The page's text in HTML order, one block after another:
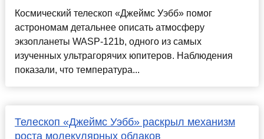
Космический телескоп «Джеймс Уэбб» помог
астрономам детальнее описать атмосферу
экзопланеты WASP-121b, одного из самых
изученных ультрагорячих юпитеров. Наблюдения
показали, что температура...
Телескоп «Джеймс Уэбб» раскрыл механизм
роста молекулярных облаков